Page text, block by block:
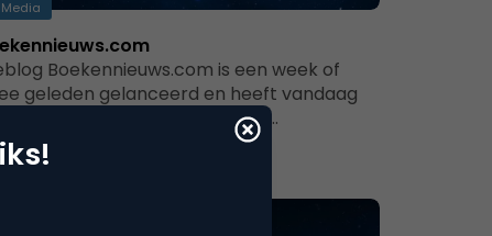
Media
Boekennieuws.com is een week of
geleden gelanceerd en heeft vandaag
1 maart al bijna 4000 lezers die…